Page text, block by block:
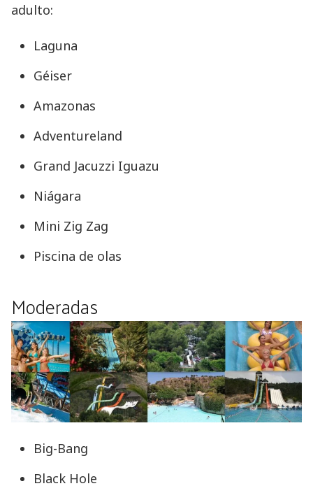
adulto:
Laguna
Géiser
Amazonas
Adventureland
Grand Jacuzzi Iguazu
Niágara
Mini Zig Zag
Piscina de olas
Moderadas
Big-Bang
Black Hole